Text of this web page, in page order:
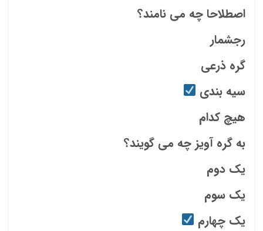
اصطلاحا چه می نامند؟
رجشمار
گره ذرعی
سیه بندی
هیچ کدام
به گره آویز چه می گویند؟
یک دوم
یک سوم
یک چهارم